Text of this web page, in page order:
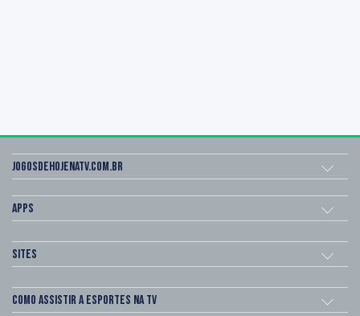
Jogosdehojenatv.com.br
Apps
Sites
Como assistir a esportes na TV